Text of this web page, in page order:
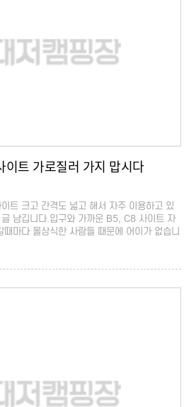
트 가로질러 가지 맙시다
트 크고 간격도 넓고 해서 자주 이용하고 있
남깁니다.입구와 가까운 B5, C8 사이트 자
마다 몰상식한 사람들 때문에 어이가 없습니